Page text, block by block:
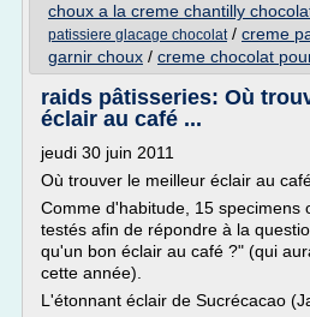
choux a la creme chantilly
patissiere glacage chocolat/ creme
garnir choux / creme chocolat
raids pâtisseries: Où
éclair au café ...
jeudi 30 juin 2011
Où trouver le meilleur éclair au
Comme d'habitude, 15 specimens
testés afin de répondre à la
qu'un bon éclair au café ?" (qui
cette année).
L'étonnant éclair de Sucrécacao